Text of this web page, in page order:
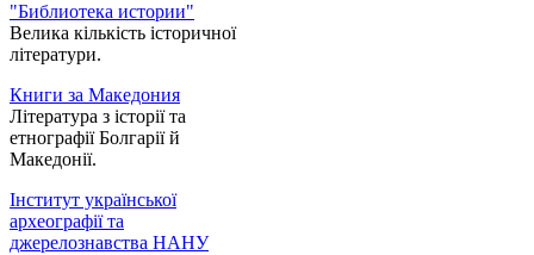
"Библиотека истории"
Велика кількість історичної
літератури.
Книги за Македония
Література з історії та
етнографії Болгарії й
Македонії.
Інститут української
археографії та
джерелознавства НАНУ